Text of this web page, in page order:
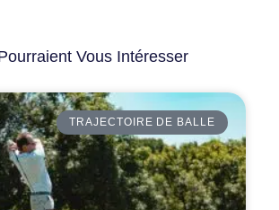
Vous Intéresser
TRAJECTOIRE DE BALLE